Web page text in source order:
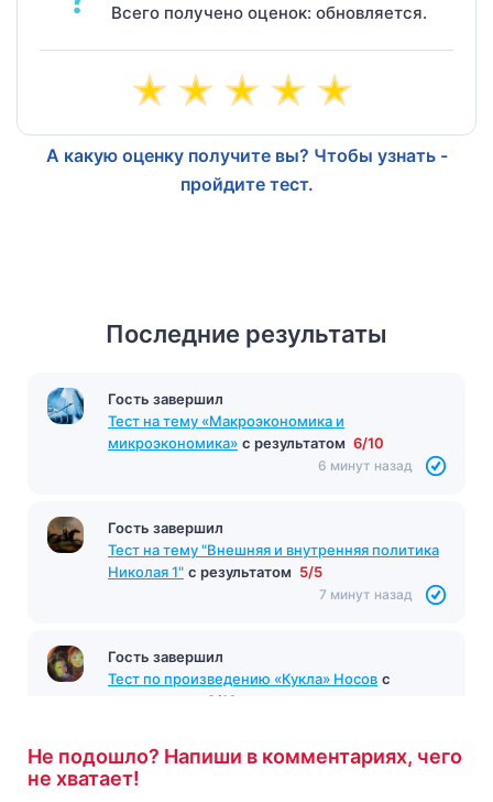
Всего получено оценок: обновляется.
А какую оценку получите вы? Чтобы узнать -
пройдите тест.
Последние результаты
Гость завершил
Тест на тему «Макроэкономика и
микроэкономика» с результатом 6/10
6 минут назад
Гость завершил
Тест на тему "Внешняя и внутренняя политика
Николая 1" с результатом 5/5
7 минут назад
Гость завершил
Тест по произведению «Кукла» Носов с
9/10
Не подошло? Напиши в комментариях, чего
не хватает!